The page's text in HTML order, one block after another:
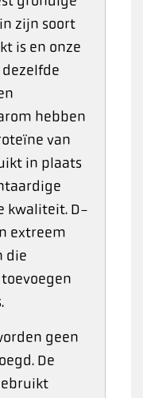
zijn soort
is en onze
hebben
van
in plaats
kwaliteit. D-
extreem
die
geen
De